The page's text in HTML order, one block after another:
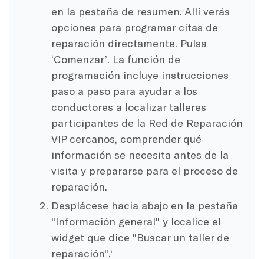
en la pestaña de resumen. Allí verás
opciones para programar citas de
reparación directamente. Pulsa
‘Comenzar’. La función de
programación incluye instrucciones
paso a paso para ayudar a los
conductores a localizar talleres
participantes de la Red de Reparación
VIP cercanos, comprender qué
información se necesita antes de la
visita y prepararse para el proceso de
reparación.
Desplácese hacia abajo en la pestaña
"Información general" y localice el
widget que dice "Buscar un taller de
reparación".‘